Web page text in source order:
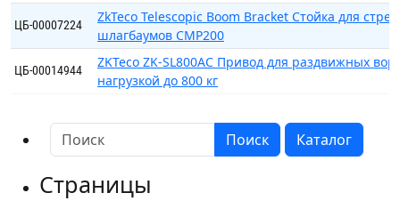
ЦБ-00007224
ZkTeco Telescopic Boom Bracket Стойка для стрел
шлагбаумов CMP200
ЦБ-00014944
ZKTeco ZK-SL800AC Привод для раздвижных
нагрузкой до 800 кг
Поиск Каталог
Страницы